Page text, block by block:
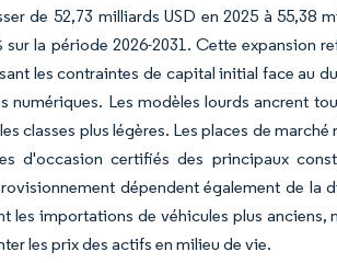
de 52,73 milliards USD en 2025 à 55,38
la période 2026-2031. Cette expansion
les contraintes de capital initial face au
Les modèles lourds ancrent
classes plus légères. Les places de
d'occasion certifiés des principaux
dépendent également de la
importations de véhicules plus anciens,
les prix des actifs en milieu de vie.